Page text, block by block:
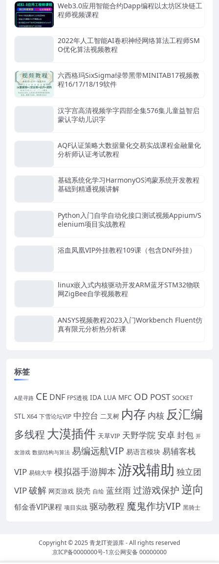
Web3.0应用智能合约Dapp编程以太坊区块链工
程师视频课程
2022年人工智能AI卷积神经网络算法工程师SM
O优化算法视频教程
六西格玛SixSigma绿带黑带MINITAB17视频教
程16/17/18/19软件
汉字宫高清视频学字四部全集576集儿童益智启
蒙认字幼儿识字
AQF认证策略大数据量化交易实战课程金融量化
分析师认证考试教程
基础系统化学习HarmonyOS鸿蒙系统开发教程
基础到精通视频讲解
Python入门自学自动化接口测试视频Appium/S
elenium项目实战教程
浴血凤凰VIP外挂教程109课（包含DNF外挂）
linux嵌入式内核驱动开发ARM蓝牙STM32物联
网ZigBee自学视频教程
ANSYS视频教程2023入门Workbench Fluent仿
真有限元分析热分析课
标签
A星寻路 CE DNF FPS透视 IDA LUA MFC OD POST SOCKET
STL X64 下雪论坛VIP 中控台 二叉树 内存 内核 反汇编
多线程 大漠插件 天草VIP 天野学院安卓封包 开
发游戏 数据结构与算法 易编远航VIP 易语言模块 易辅客栈
VIP 易锦大学 模拟器手游脚本 游戏辅助 独立团
VIP破解 网页游戏 脱壳 自绘 蓝丝雨过游戏保护逆向
郁金香VIP课程 项目实战 驱动教程 魔鬼作坊VIP 黑骑士
Copyright © 2025青龙IT资源库- All rights reserved
京ICP备0000000号-1京公网安备 00000000